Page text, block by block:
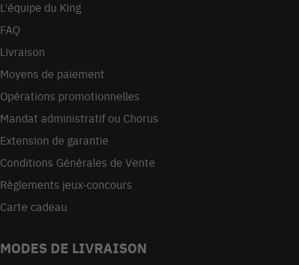
L'équipe du King
FAQ
Livraison
Moyens de paiement
Opérations promotionnelles
Mandat administratif ou Chorus
Extension de garantie
Conditions Générales de Vente
Règlements jeux-concours
Carte cadeau
MODES DE LIVRAISON